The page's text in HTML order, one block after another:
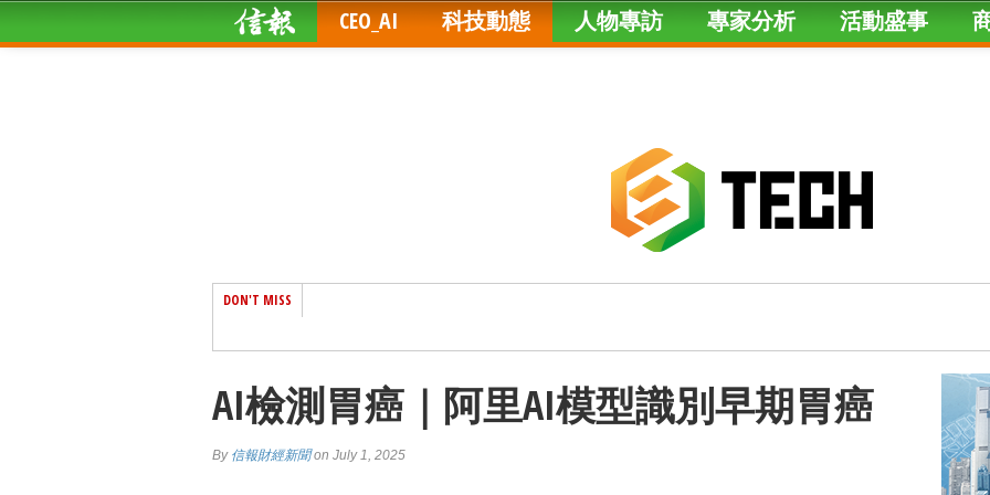
CEO_AI 科技動態 人物專訪 專家分析 活動盛事
DON'T MISS
AI檢測胃癌｜阿里AI模型識別早期胃癌
By 信報財經新聞on July 1, 2025